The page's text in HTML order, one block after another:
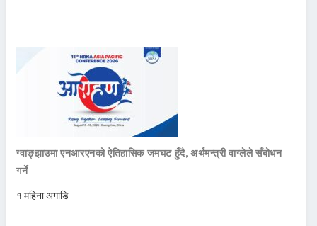
ग्वाङ्झाउमा एनआरएनको ऐतिहासिक जमघट हुँदै, अर्थमन्त्री वाग्लेले सँबोधन
गर्ने
१ महिना अगाडि